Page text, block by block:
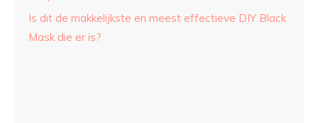
Is dit de makkelijkste en meest effectieve DIY Black
Mask die er is?